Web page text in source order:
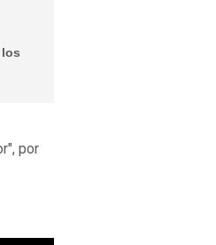
por